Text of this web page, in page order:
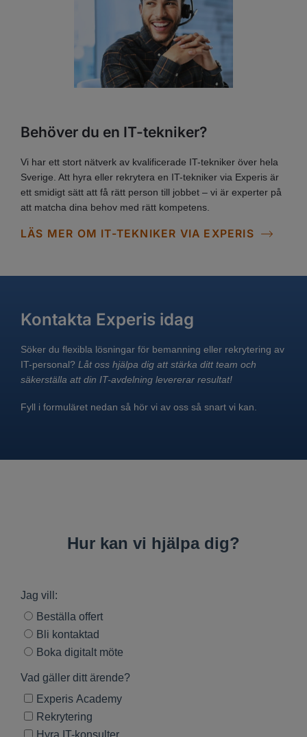
Behöver du en IT-tekniker?
Vi har ett stort nätverk av kvalificerade IT-tekniker över hela
Sverige. Att hyra eller rekrytera en IT-tekniker via Experis är
ett smidigt sätt att få rätt person till jobbet – vi är experter på
att matcha dina behov med rätt kompetens.
LÄS MER OM IT-TEKNIKER VIA EXPERIS
Kontakta Experis idag
Söker du flexibla lösningar för bemanning eller rekrytering av
IT-personal? Låt oss hjälpa dig att stärka ditt team och
säkerställa att din IT-avdelning levererar resultat!
Fyll i formuläret nedan så hör vi av oss så snart vi kan.